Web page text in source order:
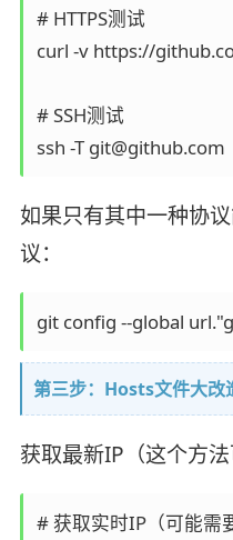
# HTTPS测试
curl -v https://
# SSH测试
如果只有其中一种协
议：
第三步：Hosts文件大改
获取最新IP（这个方法
# 获取实时IP（可能需